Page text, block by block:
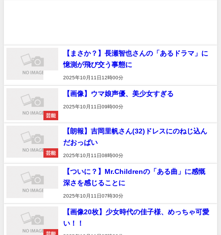
【まさか？】長瀬智也さんの「あるドラマ」に
憶測が飛び交う事態に
2025年10月11日12時00分
芸能
【画像】ウマ娘声優、美少女すぎる
2025年10月11日09時00分
芸能
【朗報】吉岡里帆さん(32)ドレスにのねじ込ん
だおっぱい
2025年10月11日08時00分
【ついに？】Mr.Childrenの「ある曲」に感慨
深さを感じることに
2025年10月11日07時30分
芸能
【画像20枚】少女時代の佳子様、めっちゃ可愛
い！！